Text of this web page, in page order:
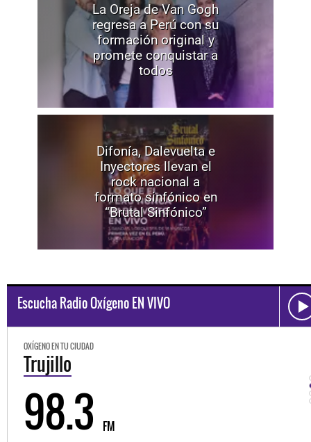
La Oreja de Van Gogh
regresa a Perú con su
formación original y
promete conquistar a
todos
Difonía, Dalevuelta e
Inyectores llevan el
rock nacional a
formato sinfónico en
“Brutal Sinfónico”
Escucha Radio Oxígeno EN VIVO
OXÍGENO EN TU CIUDAD
Trujillo
98.3 FM